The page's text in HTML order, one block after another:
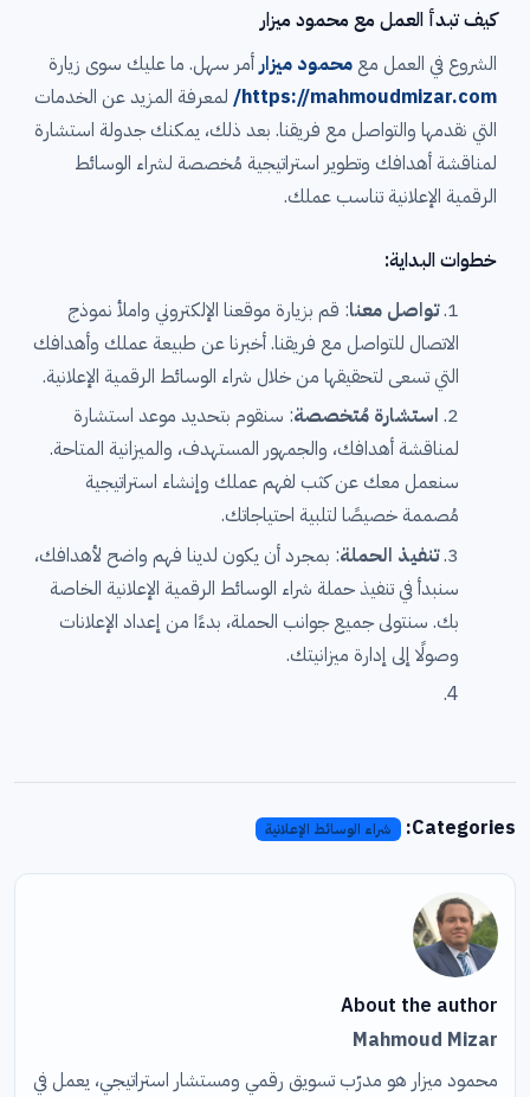
كيف تبدأ العمل مع محمود ميزار
الشروع في العمل مع محمود ميزار أمر سهل. ما عليك سوى زيارة
https://mahmoudmizar.com/ لمعرفة المزيد عن الخدمات
التي نقدمها والتواصل مع فريقنا. بعد ذلك، يمكنك جدولة استشارة
لمناقشة أهدافك وتطوير استراتيجية مُخصصة لشراء الوسائط
الرقمية الإعلانية تناسب عملك.
خطوات البداية:
تواصل معنا: قم بزيارة موقعنا الإلكتروني واملأ نموذج
الاتصال للتواصل مع فريقنا. أخبرنا عن طبيعة عملك وأهدافك
التي تسعى لتحقيقها من خلال شراء الوسائط الرقمية الإعلانية.
استشارة مُتخصصة: سنقوم بتحديد موعد استشارة
لمناقشة أهدافك، والجمهور المستهدف، والميزانية المتاحة.
سنعمل معك عن كثب لفهم عملك وإنشاء استراتيجية
مُصممة خصيصًا لتلبية احتياجاتك.
تنفيذ الحملة: بمجرد أن يكون لدينا فهم واضح لأهدافك،
سنبدأ في تنفيذ حملة شراء الوسائط الرقمية الإعلانية الخاصة
بك. سنتولى جميع جوانب الحملة، بدءًا من إعداد الإعلانات
وصولًا إلى إدارة ميزانيتك.
Categories: شراء الوسائط الإعلانية
About the author
Mahmoud Mizar
محمود ميزار هو مدرّب تسويق رقمي ومستشار استراتيجي، يعمل في